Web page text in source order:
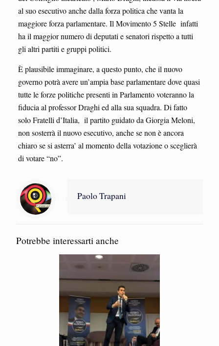
al suo esecutivo anche dalla forza politica che vanta la
maggiore forza parlamentare. Il Movimento 5 Stelle infatti
ha il maggior numero di deputati e senatori rispetto a tutti
gli altri partiti e gruppi politici.
È plausibile immaginare, a questo punto, che il nuovo
governo potrà avere un’ampia base parlamentare dove quasi
tutte le forze politiche presenti in Parlamento voteranno la
fiducia al professor Draghi ed alla sua squadra. Di fatto
solo Fratelli d’Italia, il partito guidato da Giorgia Meloni,
non sosterrà il nuovo esecutivo, anche se non è ancora
chiaro se si asterra’ al momento della votazione o sceglierà
di votare “no”.
Paolo Trapani
Potrebbe interessarti anche